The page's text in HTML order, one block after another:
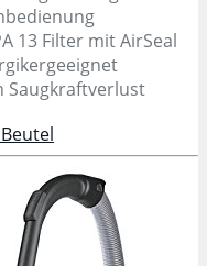
13 Filter mit AirSeal
Saugkraftverlust